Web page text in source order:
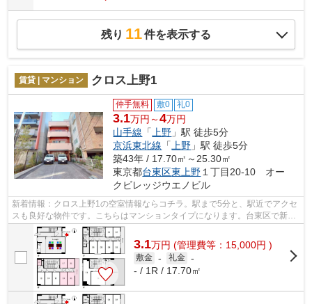
残り 11件を表示する
賃貸 | マンション クロス上野1
仲手無料 敷0 礼0
3.1万円～4万円
山手線 「 上野 」駅 徒歩5分
京浜東北線 「 上野 」駅 徒歩5分
築43年 / 17.70㎡～25.30㎡
東京都台東区東上野 １丁目20-10 オー
クビレッジウエノビル
新着情報：クロス上野1の空室情報ならコチラ。駅まで5分と、駅近でアクセ
スも良好な物件です。こちらはマンションタイプになります。台東区で新生
活をスタートさせるなら、ネクストラ...
3.1万円 (管理費等：15,000円 )
敷金 - 礼金 -
- / 1R / 17.70㎡